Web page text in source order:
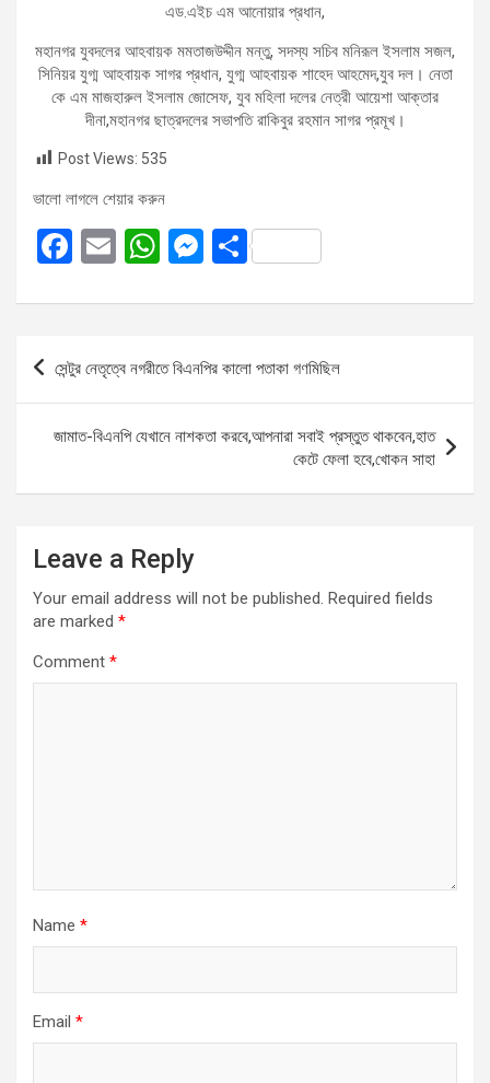
এড.এইচ এম আনোয়ার প্রধান,
মহানগর যুবদলের আহবায়ক মমতাজউদ্দীন মন্তু, সদস্য সচিব মনিরূল ইসলাম সজল,
সিনিয়র যুগ্ম আহবায়ক সাগর প্রধান, যুগ্ম আহবায়ক শাহেদ আহমেদ,যুব দল। নেতা
কে এম মাজহারুল ইসলাম জোসেফ, যুব মহিলা দলের নেত্রী আয়েশা আক্তার
দীনা,মহানগর ছাত্রদলের সভাপতি রাকিবুর রহমান সাগর প্রমূখ।
Post Views: 535
ভালো লাগলে শেয়ার করুন
F
ce
b
o
o
k
E
ail
W
at
s
A
p
p
M
se
n
g
er
S
ar
Post
navigation
সেন্টুর নেতৃত্বে নগরীতে বিএনপির কালো পতাকা গণমিছিল
জামাত-বিএনপি যেখানে নাশকতা করবে,আপনারা সবাই প্রস্তুত থাকবেন,হাত
কেটে ফেলা হবে,খোকন সাহা
Leave a Reply
Your email address will not be published. Required fields
are marked *
Comment *
Name *
Email *